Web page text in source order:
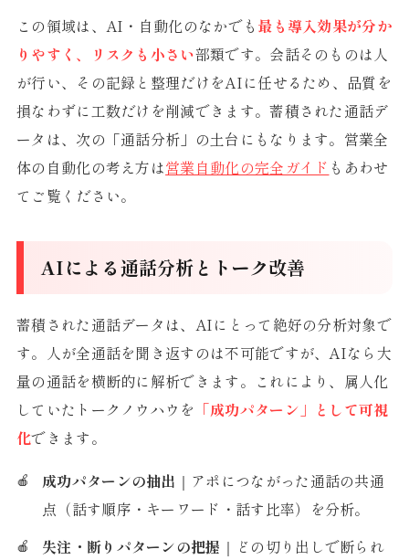
この領域は、AI・自動化のなかでも 最も導入効果が分か
りやすく、リスクも小さい部類です。会話そのものは人
が行い、その記録と整理だけをAIに任せるため、品質を
損なわずに工数だけを削減できます。蓄積された通話デ
ータは、次の「通話分析」の土台にもなります。営業全
体の自動化の考え方は営業自動化の完全ガイド もあわせ
てご覧ください。
AIによる通話分析とトーク改善
蓄積された通話データは、AIにとって絶好の分析対象で
す。人が全通話を聞き返すのは不可能ですが、AIなら大
量の通話を横断的に解析できます。これにより、属人化
していたトークノウハウを 「成功パターン」として可視
化できます。
成功パターンの抽出 ｜アポにつながった通話の共通
点（話す順序・キーワード・話す比率）を分析。
失注・断りパターンの把握 ｜どの切り出しで断られ